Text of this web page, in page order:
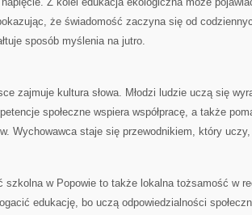
że świadomość zaczyna się od
sposób myślenia na jutro.
zajmuje kultura słowa. Młodzi ludzie uczą się
społeczne wspiera współpracę, a także
Wychowawca staje się przewodnikiem, który
szkolna w Popowie to także lokalna tożsamość w
edukację, bo uczą odpowiedzialności